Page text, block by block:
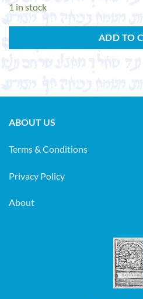
1 in stock
ADD TO
ABOUT US
Terms & Conditions
Privacy Policy
About